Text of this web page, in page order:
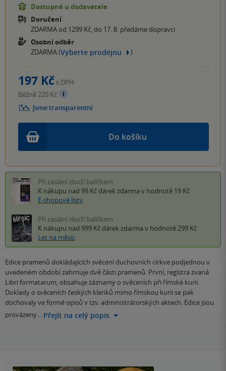
Dostupné u dodavatele
Doručení
ZDARMA od 1299 Kč, do 17. 8. předáme dopravci
Osobní odběr
ZDARMA (Vyberte prodejnu )
Do košíku
197 Kč s DPH
Běžně 220 Kč
Jsme transparentní
Při zaslání zboží balíčkem
K nákupu nad 99 Kč dárek zdarma v hodnotě 19 Kč
E-shopové listy
Při zaslání zboží balíčkem
K nákupu nad 999 Kč dárek zdarma v hodnotě 299 Kč
Let na měsíc
Edice pramenů dokládajících svěcení duchovních církve podjednou v
uvedeném období zahrnuje dvě části pramenů. První, registra zvaná
Libri formatarum, obsahuje záznamy o svěceních při římské kurii.
Doklady o svěceních českých kleriků mimo římskou kurii se pak
dochovaly ve formě opisů v tzv. administrátorských aktech. Edice jsou
provázeny… Přejít na celý popis